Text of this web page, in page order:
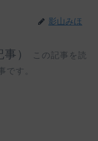
影山みほ
事）
この記事を読
す。